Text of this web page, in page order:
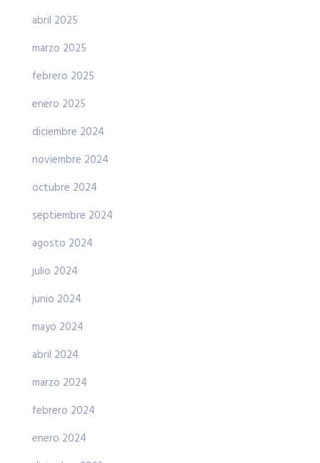
abril 2025
marzo 2025
febrero 2025
enero 2025
diciembre 2024
noviembre 2024
octubre 2024
septiembre 2024
agosto 2024
julio 2024
junio 2024
mayo 2024
abril 2024
marzo 2024
febrero 2024
enero 2024